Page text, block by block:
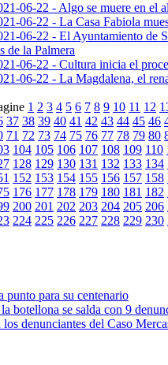
06-22 - Algo se muere en el
06-22 - La Casa Fabiola
06-22 - El Ayuntamiento de
de la Palmera
06-22 - Cultura inicia el
06-22 - La Magdalena, el
1 2 3 4 5 6 7 8 9 10 11 12
37 38 39 40 41 42 43 44 45 46
71 72 73 74 75 76 77 78 79 80
104 105 106 107 108 109 110
128 129 130 131 132 133 134
152 153 154 155 156 157 158
176 177 178 179 180 181 182
200 201 202 203 204 205 206
224 225 226 227 228 229 230
punto para su centenario
botellona se salda con 9
denunciantes del Caso